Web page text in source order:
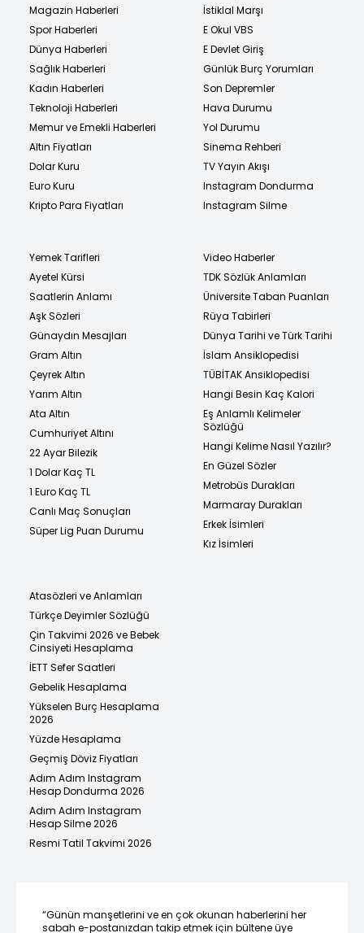
Magazin Haberleri
Spor Haberleri
Dünya Haberleri
Sağlık Haberleri
Kadın Haberleri
Teknoloji Haberleri
Memur ve Emekli Haberleri
Altın Fiyatları
Dolar Kuru
Euro Kuru
Kripto Para Fiyatları
İstiklal Marşı
E Okul VBS
E Devlet Giriş
Günlük Burç Yorumları
Son Depremler
Hava Durumu
Yol Durumu
Sinema Rehberi
TV Yayın Akışı
Instagram Dondurma
Instagram Silme
Yemek Tarifleri
Ayetel Kürsi
Saatlerin Anlamı
Aşk Sözleri
Günaydın Mesajları
Gram Altın
Çeyrek Altın
Yarım Altın
Ata Altın
Cumhuriyet Altını
22 Ayar Bilezik
1 Dolar Kaç TL
1 Euro Kaç TL
Canlı Maç Sonuçları
Süper Lig Puan Durumu
Video Haberler
TDK Sözlük Anlamları
Üniversite Taban Puanları
Rüya Tabirleri
Dünya Tarihi ve Türk Tarihi
İslam Ansiklopedisi
TÜBİTAK Ansiklopedisi
Hangi Besin Kaç Kalori
Eş Anlamlı Kelimeler
Sözlüğü
Hangi Kelime Nasıl Yazılır?
En Güzel Sözler
Metrobüs Durakları
Marmaray Durakları
Erkek İsimleri
Kız İsimleri
Atasözleri ve Anlamları
Türkçe Deyimler Sözlüğü
Çin Takvimi 2026 ve Bebek
Cinsiyeti Hesaplama
İETT Sefer Saatleri
Gebelik Hesaplama
Yükselen Burç Hesaplama
2026
Yüzde Hesaplama
Geçmiş Döviz Fiyatları
Adım Adım Instagram
Hesap Dondurma 2026
Adım Adım Instagram
Hesap Silme 2026
Resmi Tatil Takvimi 2026
“Günün manşetlerini ve en çok okunan haberlerini her
sabah e-postanızdan takip etmek için bültene üye